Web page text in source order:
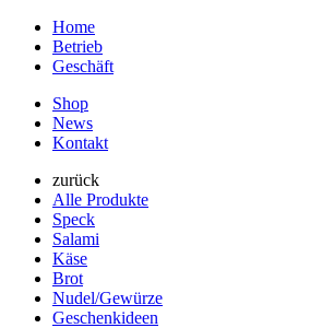
Home
Betrieb
Geschäft
Shop
News
Kontakt
zurück
Alle Produkte
Speck
Salami
Käse
Brot
Nudel/Gewürze
Geschenkideen